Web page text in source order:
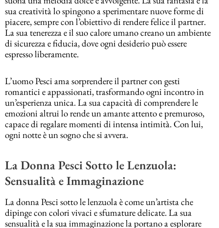
sua creatività lo spingono a sperimentare nuove forme di
piacere, sempre con l’obiettivo di rendere felice il partner.
La sua tenerezza e il suo calore umano creano un ambiente
di sicurezza e fiducia, dove ogni desiderio può essere
espresso liberamente.
L’uomo Pesci ama sorprendere il partner con gesti
romantici e appassionati, trasformando ogni incontro in
un’esperienza unica. La sua capacità di comprendere le
emozioni altrui lo rende un amante attento e premuroso,
capace di regalare momenti di intensa intimità. Con lui,
ogni notte è un sogno che si avvera.
La Donna Pesci Sotto le Lenzuola:
Sensualità e Immaginazione
La donna Pesci sotto le lenzuola è come un’artista che
dipinge con colori vivaci e sfumature delicate. La sua
sensualità e la sua immaginazione la portano a esplorare